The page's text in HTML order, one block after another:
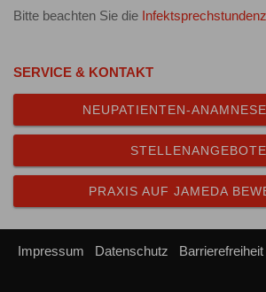
Bitte beachten Sie die
SERVICE & KONTAKT
NEUPATIENTEN-
STELLENANGEBOTE
PRAXIS AUF JAMEDA
Impressum Datenschutz Barrierefreiheit